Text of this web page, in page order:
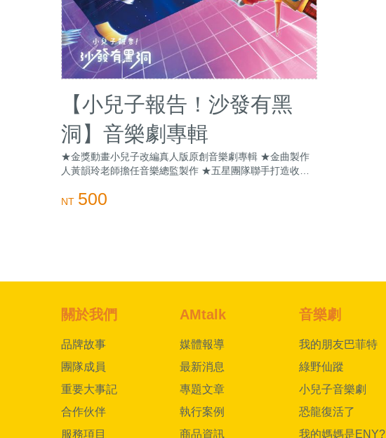
【小兒子報告！沙發有黑
洞】音樂劇專輯
★金獎動畫小兒子改編真人版原創音樂劇專輯 ★金曲製作
人黃韻玲老師擔任音樂總監製作 ★五星團隊聯手打造收錄
旋律 ★內含小兒子阿甯咕的家(立體書)
NT 500
關於我們
品牌故事
團隊成員
重要大事記
合作伙伴
服務項目
AMtalk
媒體報導
最新消息
專題文章
執行案例
商品資訊
音樂劇
我的朋友巴菲特
綠野仙蹤
小兒子音樂劇
恐龍復活了
我的媽媽是ENY?